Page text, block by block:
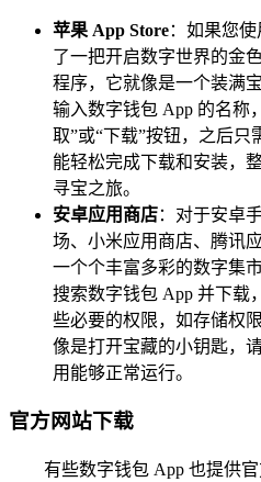
苹果 App Store：如果您
了一把开启数字世界的金
程序，它就像是一个装满
输入数字钱包 App 的名称
取”或“下载”按钮，之后
能轻松完成下载和安装，
寻宝之旅。
安卓应用商店：对于安卓
场、小米应用商店、腾讯
一个个丰富多彩的数字集
搜索数字钱包 App 并下载
些必要的权限，如存储权
像是打开宝藏的小钥匙，
用能够正常运行。
官方网站下载
有些数字钱包 App 也提供